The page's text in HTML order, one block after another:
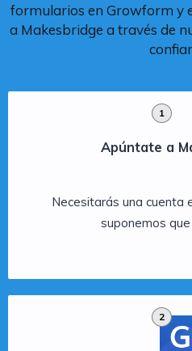
formularios en Growform y
a Makesbridge a través de
1
Apúntate a
Necesitarás una cuenta
suponemos
2